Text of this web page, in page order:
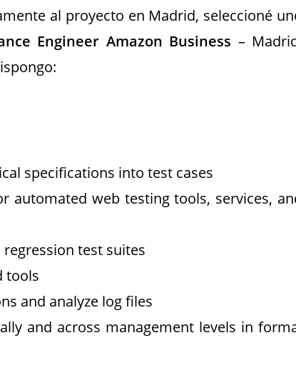
al proyecto en Madrid, seleccioné
Engineer Amazon Business –
specifications into test cases
automated web testing tools, services,
test suites
tools
and analyze log files
and across management levels in